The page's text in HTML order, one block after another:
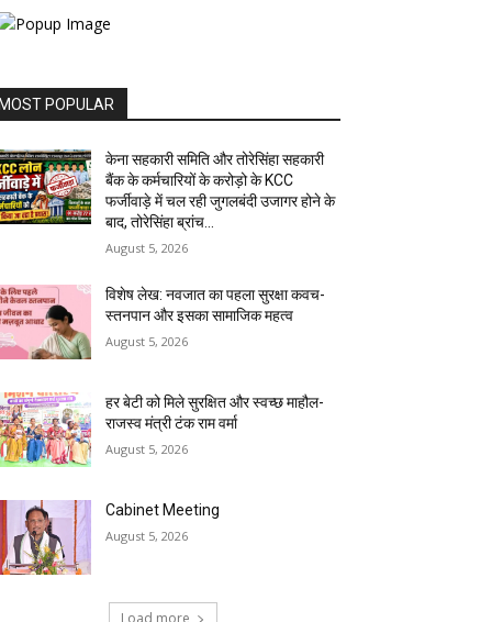
MOST POPULAR
केना सहकारी समिति और तोरेसिंहा सहकारी
बैंक के कर्मचारियों के करोड़ो के KCC
फर्जीवाड़े में चल रही जुगलबंदी उजागर होने के
बाद, तोरेसिंहा ब्रांच...
August 5, 2026
विशेष लेख: नवजात का पहला सुरक्षा कवच-
स्तनपान और इसका सामाजिक महत्व
August 5, 2026
हर बेटी को मिले सुरक्षित और स्वच्छ माहौल-
राजस्व मंत्री टंक राम वर्मा
August 5, 2026
Cabinet Meeting
August 5, 2026
Load more